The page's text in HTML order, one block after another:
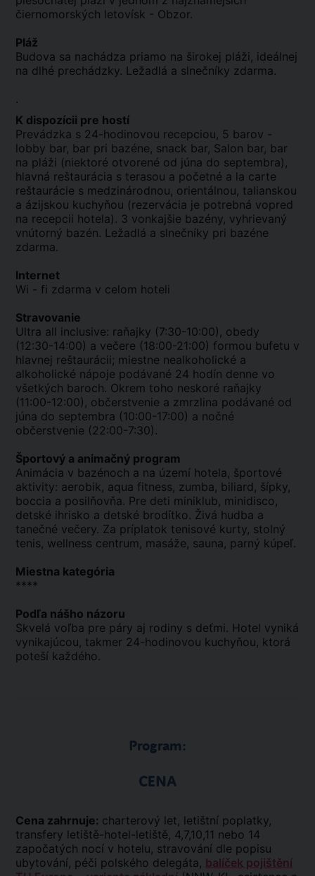
čiernomorských letovísk - Obzor.
Pláž
Budova sa nachádza priamo na širokej pláži, ideálnej
na dlhé prechádzky. Ležadlá a slnečníky zdarma.
.
K dispozícii pre hostí
Prevádzka s 24-hodinovou recepciou, 5 barov -
lobby bar, bar pri bazéne, snack bar, Salon bar, bar
na pláži (niektoré otvorené od júna do septembra),
hlavná reštaurácia s terasou a početné a la carte
reštaurácie s medzinárodnou, orientálnou, talianskou
a ázijskou kuchyňou (rezervácia je potrebná vopred
na recepcii hotela). 3 vonkajšie bazény, vyhrievaný
vnútorný bazén. Ležadlá a slnečníky pri bazéne
zdarma.
Internet
Wi - fi zdarma v celom hoteli
Stravovanie
Ultra all inclusive: raňajky (7:30-10:00), obedy
(12:30-14:00) a večere (18:00-21:00) formou bufetu v
hlavnej reštaurácii; miestne nealkoholické a
alkoholické nápoje podávané 24 hodín denne vo
všetkých baroch. Okrem toho neskoré raňajky
(11:00-12:00), občerstvenie a zmrzlina podávané od
júna do septembra (10:00-17:00) a nočné
občerstvenie (22:00-7:30).
Športový a animačný program
Animácia v bazénoch a na území hotela, športové
aktivity: aerobik, aqua fitness, zumba, biliard, šípky,
boccia a posilňovňa. Pre deti miniklub, minidisco,
detské ihrisko a detské brodítko. Živá hudba a
tanečné večery. Za príplatok tenisové kurty, stolný
tenis, wellness centrum, masáže, sauna, parný kúpeľ.
Miestna kategória
****
Podľa nášho názoru
Skvelá voľba pre páry aj rodiny s deťmi. Hotel vyniká
vynikajúcou, takmer 24-hodinovou kuchyňou, ktorá
poteší každého.
Program:
CENA
Cena zahrnuje: charterový let, letištní poplatky,
transfery letiště-hotel-letiště, 4,7,10,11 nebo 14
započatých nocí v hotelu, stravování dle popisu
ubytování, péči polského delegáta, balíček pojištění